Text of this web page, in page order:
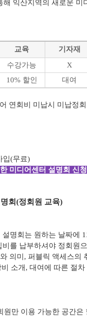
익산지역의 새로운 미
교육 기자재
수강가능 X
10% 할인 대여
연회비 미납시 미납정
입(무료)
미디어센터 설명회 신
회(정회원 교육)
명회는 원하는 날짜에
를 납부하셔야 정회원
의미, 퍼블릭 액세스의
소개, 대여에 따른 절
원만 이용 가능한 공간은